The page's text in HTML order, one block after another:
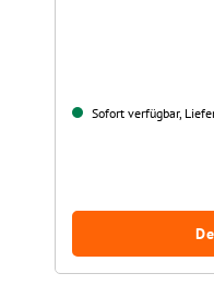
Sofort verfügbar,